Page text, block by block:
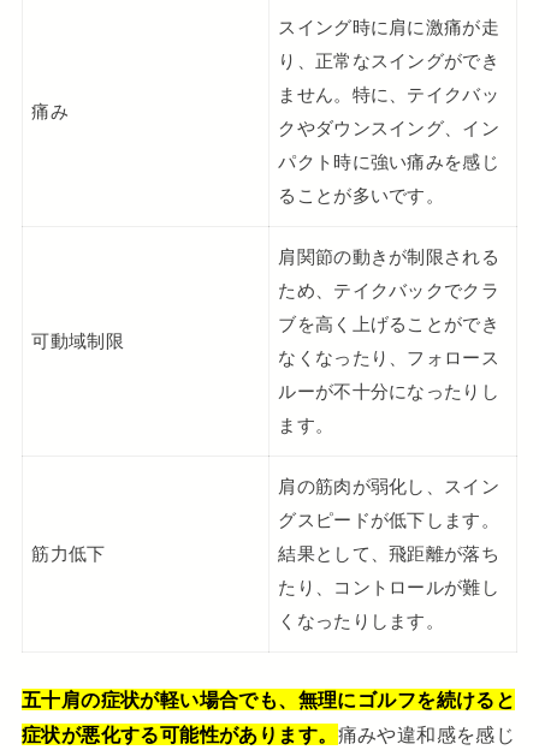
痛み
スイング時に肩に激痛が走
り、正常なスイングができ
ません。特に、テイクバッ
クやダウンスイング、イン
パクト時に強い痛みを感じ
ることが多いです。
可動域制限
肩関節の動きが制限される
ため、テイクバックでクラ
ブを高く上げることができ
なくなったり、フォロース
ルーが不十分になったりし
ます。
筋力低下
肩の筋肉が弱化し、スイン
グスピードが低下します。
結果として、飛距離が落ち
たり、コントロールが難し
くなったりします。
五十肩の症状が軽い場合でも、無理にゴルフを続けると
症状が悪化する可能性があります。 痛みや違和感を感じ